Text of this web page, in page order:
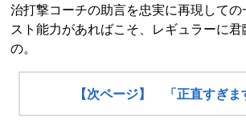
治打撃コーチの助言を忠実に再現しての
スト能力があればこそ、レギュラーに君
の。
【次ページ】 「正直すぎま